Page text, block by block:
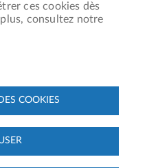
au
ces cookies dès
consultez notre
COOKIES